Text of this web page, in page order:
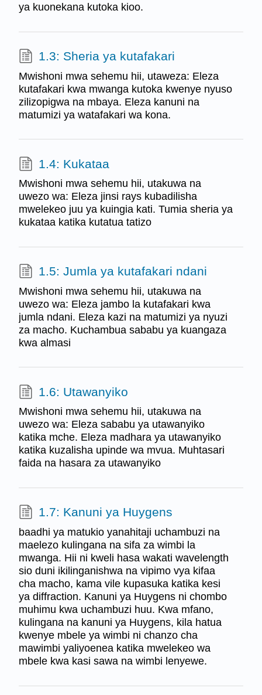
ya kuonekana kutoka kioo.
1.3: Sheria ya kutafakari
Mwishoni mwa sehemu hii, utaweza: Eleza
kutafakari kwa mwanga kutoka kwenye nyuso
zilizopigwa na mbaya. Eleza kanuni na
matumizi ya watafakari wa kona.
1.4: Kukataa
Mwishoni mwa sehemu hii, utakuwa na
uwezo wa: Eleza jinsi rays kubadilisha
mwelekeo juu ya kuingia kati. Tumia sheria ya
kukataa katika kutatua tatizo
1.5: Jumla ya kutafakari ndani
Mwishoni mwa sehemu hii, utakuwa na
uwezo wa: Eleza jambo la kutafakari kwa
jumla ndani. Eleza kazi na matumizi ya nyuzi
za macho. Kuchambua sababu ya kuangaza
kwa almasi
1.6: Utawanyiko
Mwishoni mwa sehemu hii, utakuwa na
uwezo wa: Eleza sababu ya utawanyiko
katika mche. Eleza madhara ya utawanyiko
katika kuzalisha upinde wa mvua. Muhtasari
faida na hasara za utawanyiko
1.7: Kanuni ya Huygens
baadhi ya matukio yanahitaji uchambuzi na
maelezo kulingana na sifa za wimbi la
mwanga. Hii ni kweli hasa wakati wavelength
sio duni ikilinganishwa na vipimo vya kifaa
cha macho, kama vile kupasuka katika kesi
ya diffraction. Kanuni ya Huygens ni chombo
muhimu kwa uchambuzi huu. Kwa mfano,
kulingana na kanuni ya Huygens, kila hatua
kwenye mbele ya wimbi ni chanzo cha
mawimbi yaliyoenea katika mwelekeo wa
mbele kwa kasi sawa na wimbi lenyewe.